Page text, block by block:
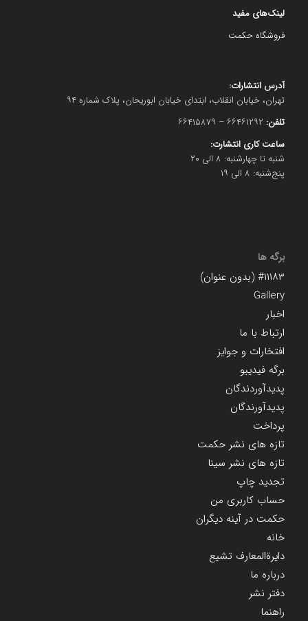
لینک‌های مفید
فروشگاه حکمت
آدرس انتشارات:
تهران، خیابان انقلاب، ابتدای خیابان ابوریحان، پلاک شماره ۹۴
تلفن:
ساعت کاری انتشارت:
شنبه تا چهارشنبه: ۸ الی ۲۰
پنج‌شنبه: ۸ الی ۱۹
برگه ها
#۱۱۱۸۳ (بدون عنوان)
Gallery
اخبار
ارتباط با ما
افتخارات و جوایز
برگه فیدیبو
پدیدآوردندگان
پدیدآورندگان
پرداخت
تازه های نشر حکمت
تازه های نشر سینا
تجدید چاپ
حساب کاربری من
حکمت در آینه دیگران
خانه
دایرة‌المعارف تشیع
درباره ما
دفتر نشر
راهنما